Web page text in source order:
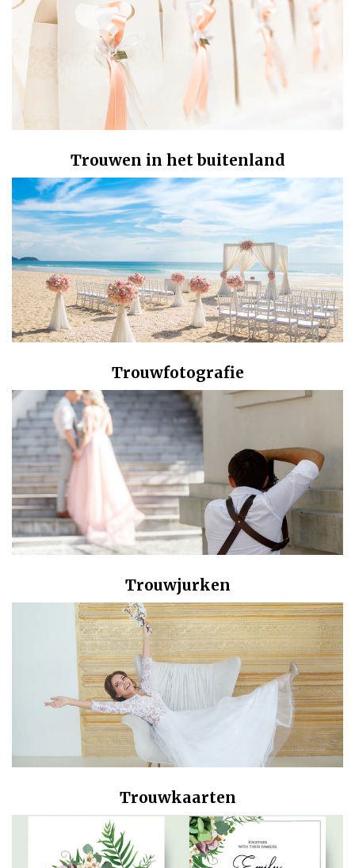
Trouwen in het buitenland
Trouwfotografie
Trouwjurken
Trouwkaarten